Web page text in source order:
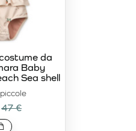
da
Baby
Sea shell
47 €